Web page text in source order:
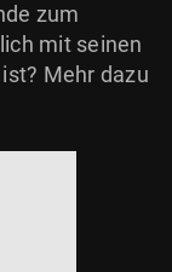
zum
mit seinen
Mehr dazu